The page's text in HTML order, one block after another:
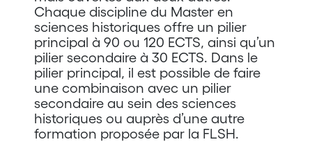
Chaque discipline du Master en
sciences historiques offre un pilier
principal à 90 ou 120 ECTS, ainsi qu’un
pilier secondaire à 30 ECTS. Dans le
pilier principal, il est possible de faire
une combinaison avec un pilier
secondaire au sein des sciences
historiques ou auprès d’une autre
formation proposée par la FLSH.